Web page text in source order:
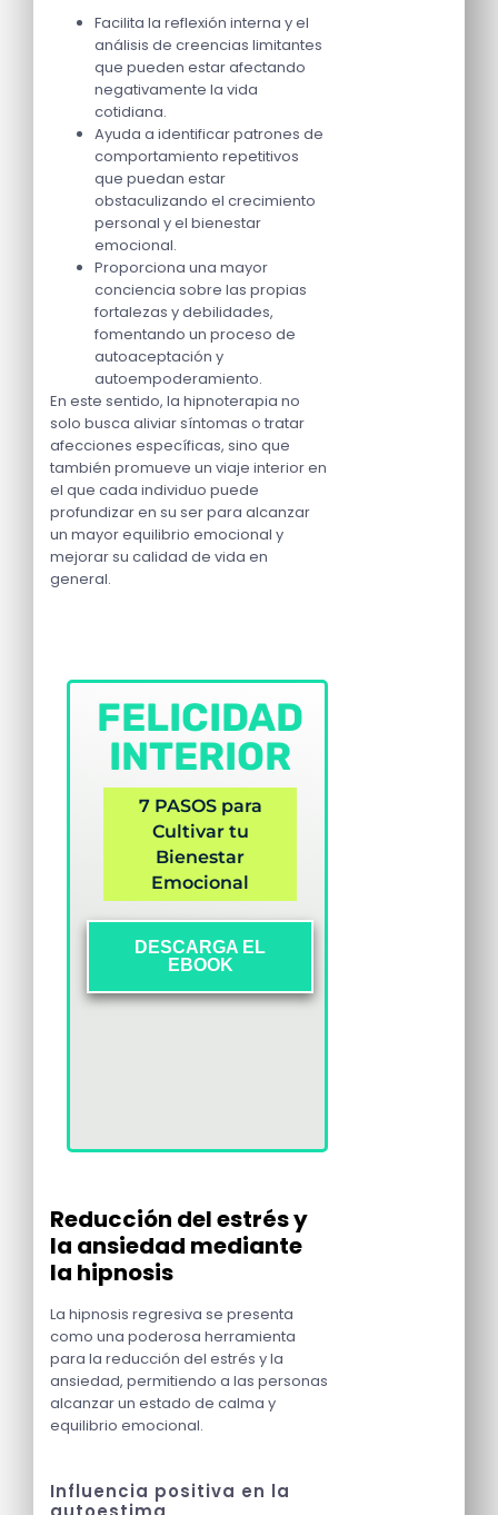
Facilita la reflexión interna y el
análisis de creencias limitantes
que pueden estar afectando
negativamente la vida
cotidiana.
Ayuda a identificar patrones de
comportamiento repetitivos
que puedan estar
obstaculizando el crecimiento
personal y el bienestar
emocional.
Proporciona una mayor
conciencia sobre las propias
fortalezas y debilidades,
fomentando un proceso de
autoaceptación y
autoempoderamiento.
En este sentido, la hipnoterapia no
solo busca aliviar síntomas o tratar
afecciones específicas, sino que
también promueve un viaje interior en
el que cada individuo puede
profundizar en su ser para alcanzar
un mayor equilibrio emocional y
mejorar su calidad de vida en
general.
FELICIDAD
INTERIOR
7 PASOS para
Cultivar tu
Bienestar
Emocional
DESCARGA EL
EBOOK
Reducción del estrés y
la ansiedad mediante
la hipnosis
La hipnosis regresiva se presenta
como una poderosa herramienta
para la reducción del estrés y la
ansiedad, permitiendo a las personas
alcanzar un estado de calma y
equilibrio emocional.
Influencia positiva en la